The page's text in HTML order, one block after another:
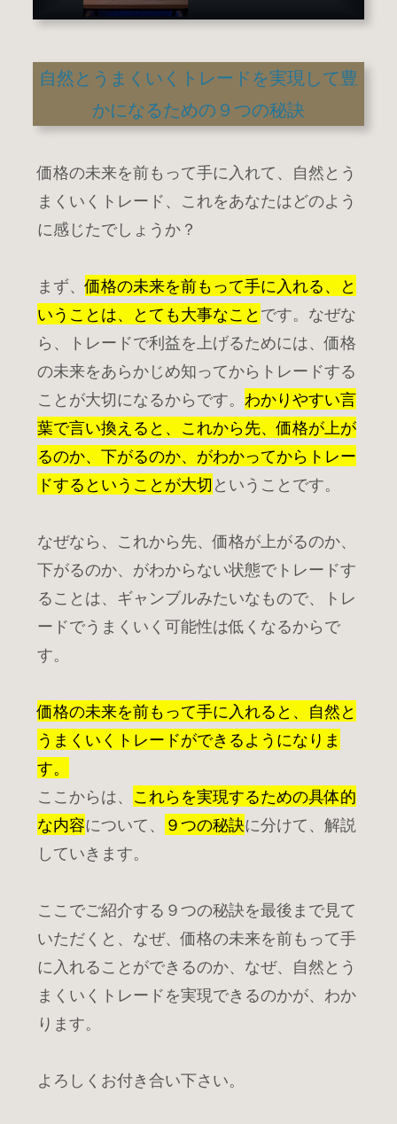
自然とうまくいくトレードを実現して豊
かになるための９つの秘訣
価格の未来を前もって手に入れて、自然とう
まくいくトレード、これをあなたはどのよう
に感じたでしょうか？
まず、価格の未来を前もって手に入れる、と
いうことは、とても大事なこと です。なぜな
ら、トレードで利益を上げるためには、価格
の未来をあらかじめ知ってからトレードする
ことが大切になるからです。 わかりやすい言
葉で言い換えると、これから先、価格が上が
るのか、下がるのか、がわかってからトレー
ドするということが大切 ということです。
なぜなら、これから先、価格が上がるのか、
下がるのか、がわからない状態でトレードす
ることは、ギャンブルみたいなもので、トレ
ードでうまくいく可能性は低くなるからで
す。
価格の未来を前もって手に入れると、自然と
うまくいくトレードができるようになりま
す。
ここからは、 これらを実現するための具体的
な内容について、 ９つの秘訣に分けて、解説
していきます。
ここでご紹介する９つの秘訣を最後まで見て
いただくと、なぜ、価格の未来を前もって手
に入れることができるのか、なぜ、自然とう
まくいくトレードを実現できるのかが、わか
ります。
よろしくお付き合い下さい。